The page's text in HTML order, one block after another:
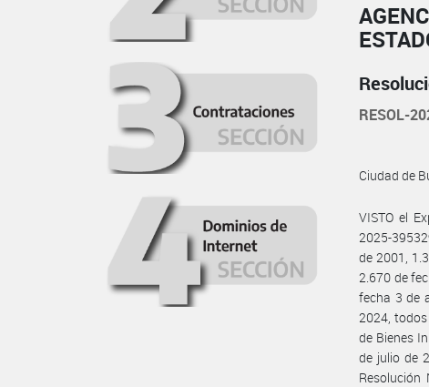
RESOL-
Ciudad de
VISTO el
2025-
de 2001,
2.670 de
fecha 3 de
2024,
de Bienes
de julio de
Resolución